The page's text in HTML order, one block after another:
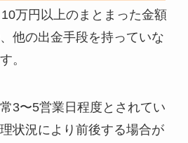
万円以上のまとまった金額
他の出金手段を持っていな
。
3〜5営業日程度とされてい
状況により前後する場合が